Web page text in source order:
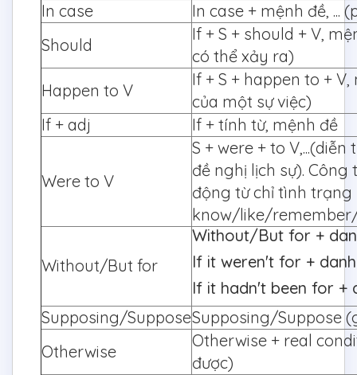
In case
In case + mệnh đề, ...
Should
If + S + should + V,
có thể xảy ra)
Happen to V
If + S + happen to +
của một sự việc)
If + adj
If + tính từ, mệnh đề
Were to V
S + were + to
đề nghị lịch sự).
động từ chỉ tình trạng
know/like/
Without/But for
Without/But for +
If it weren't for +
If it hadn't been for +
Supposing/SupposeSupposing/Suppose
Otherwise
Otherwise + real
được)